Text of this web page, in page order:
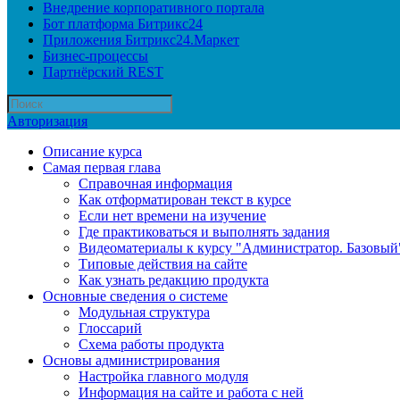
Внедрение корпоративного портала
Бот платформа Битрикс24
Приложения Битрикс24.Маркет
Бизнес-процессы
Партнёрский REST
Авторизация
Описание курса
Самая первая глава
Справочная информация
Как отформатирован текст в курсе
Если нет времени на изучение
Где практиковаться и выполнять задания
Видеоматериалы к курсу "Администратор.
Типовые действия на сайте
Как узнать редакцию продукта
Основные сведения о системе
Модульная структура
Глоссарий
Схема работы продукта
Основы администрирования
Настройка главного модуля
Информация на сайте и работа с ней